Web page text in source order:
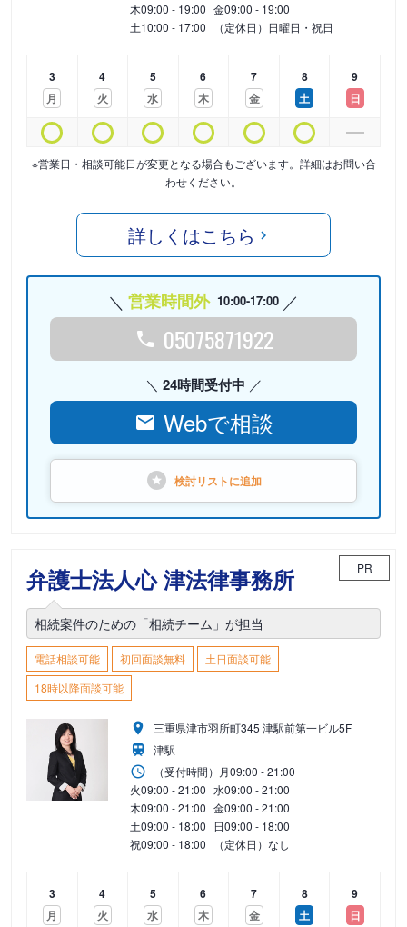
木09:00 - 19:00 金09:00 - 19:00
土10:00 - 17:00 （定休日）日曜日・祝日
3
月
4
火
5
水
6
木
7
金
8
土
9
日
※営業日・相談可能日が変更となる場合もございます。詳細はお問い合
わせください。
詳しくはこちら
営業時間外 10:00-17:00
05075871922
24時間受付中
Webで相談
検討リストに追加
弁護士法人心 津法律事務所 PR
相続案件のための「相続チーム」が担当
電話相談可能 初回面談無料
土日面談可能
18時以降面談可能
三重県津市羽所町345 津駅前第一ビル5F
津駅
（受付時間） 月09:00 - 21:00
火09:00 - 21:00 水09:00 - 21:00
木09:00 - 21:00 金09:00 - 21:00
土09:00 - 18:00 日09:00 - 18:00
祝09:00 - 18:00 （定休日）なし
3
月
4
火
5
水
6
木
7
金
8
土
9
日